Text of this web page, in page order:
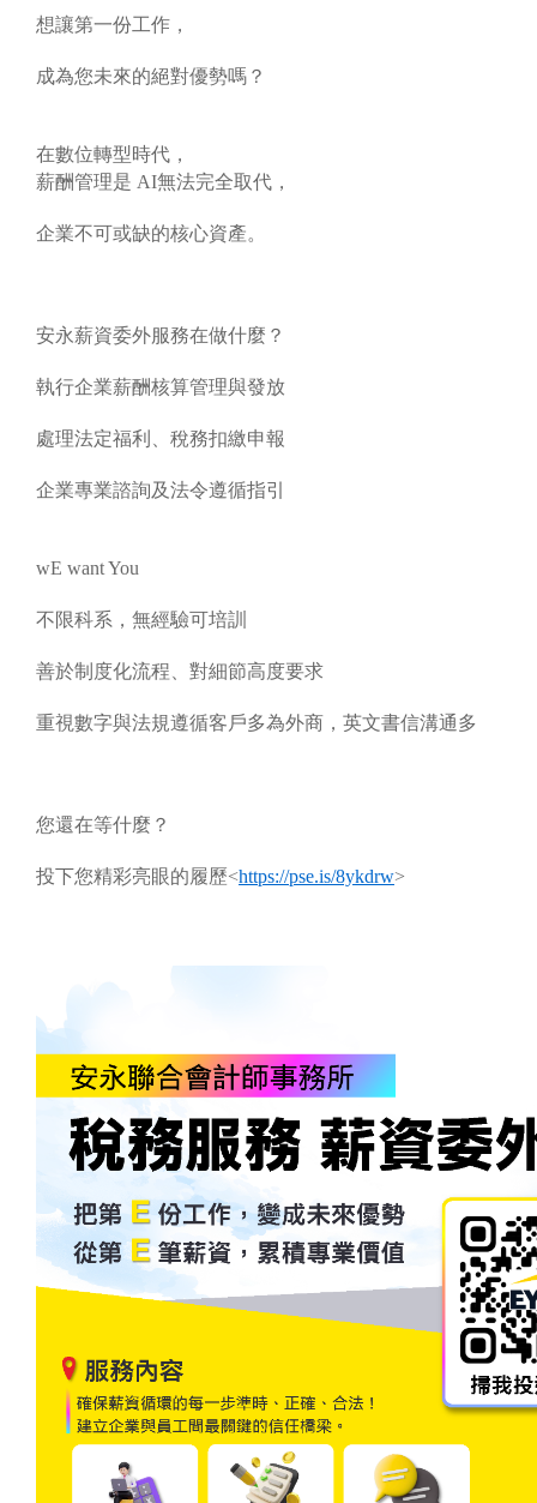
想讓第一份工作，
成為您未來的絕對優勢嗎？
在數位轉型時代，
薪酬管理是 AI無法完全取代，
企業不可或缺的核心資產。
安永薪資委外服務在做什麼？
執行企業薪酬核算管理與發放
處理法定福利、稅務扣繳申報
企業專業諮詢及法令遵循指引
wE want You
不限科系，無經驗可培訓
善於制度化流程、對細節高度要求
重視數字與法規遵循客戶多為外商，英文書信溝通多
您還在等什麼？
投下您精彩亮眼的履歷<https://pse.is/8ykdrw>